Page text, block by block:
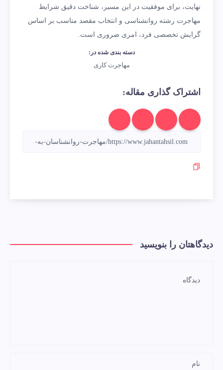
نهایت، برای موفقیت در این مسیر، شناخت دقیق شرایط
مهاجرت رشته روانشناسی و انتخاب مقصد مناسب بر اساس
گرایش تخصصی فرد، امری ضروری است.
دسته بندی شده در:
مهاجرت کاری
اشتراک گذاری مقاله:
دیدگاهتان را بنویسید